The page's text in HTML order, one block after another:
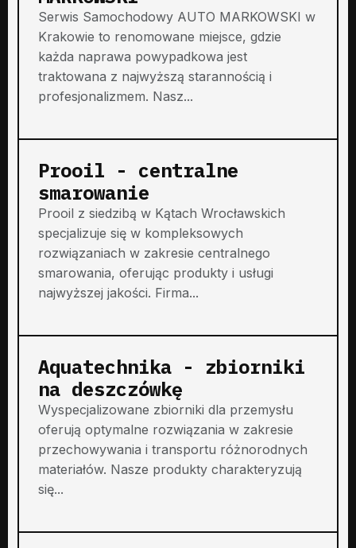
Serwis Samochodowy AUTO MARKOWSKI w
Krakowie to renomowane miejsce, gdzie
każda naprawa powypadkowa jest
traktowana z najwyższą starannością i
profesjonalizmem. Nasz...
Prooil - centralne
smarowanie
Prooil z siedzibą w Kątach Wrocławskich
specjalizuje się w kompleksowych
rozwiązaniach w zakresie centralnego
smarowania, oferując produkty i usługi
najwyższej jakości. Firma...
Aquatechnika - zbiorniki
na deszczówkę
Wyspecjalizowane zbiorniki dla przemysłu
oferują optymalne rozwiązania w zakresie
przechowywania i transportu różnorodnych
materiałów. Nasze produkty charakteryzują
się...